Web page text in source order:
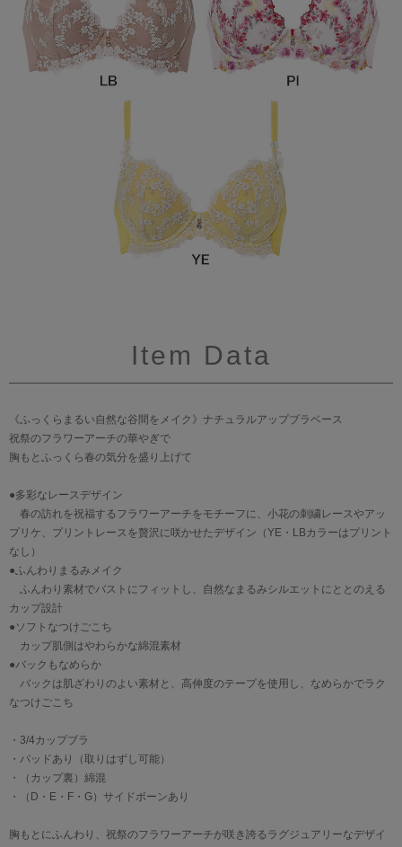
Item Data
《ふっくらまるい自然な谷間をメイク》ナチュラルアップブラベース
祝祭のフラワーアーチの華やぎで
胸もとふっくら春の気分を盛り上げて
●多彩なレースデザイン
春の訪れを祝福するフラワーアーチをモチーフに、小花の刺繍レースやアッ
プリケ、プリントレースを贅沢に咲かせたデザイン（YE・LBカラーはプリント
なし）
●ふんわりまるみメイク
ふんわり素材でバストにフィットし、自然なまるみシルエットにととのえる
カップ設計
●ソフトなつけごこち
カップ肌側はやわらかな綿混素材
●バックもなめらか
バックは肌ざわりのよい素材と、高伸度のテープを使用し、なめらかでラク
なつけごこち
・3/4カップブラ
・パッドあり（取りはずし可能）
・（カップ裏）綿混
・（D・E・F・G）サイドボーンあり
胸もとにふんわり、祝祭のフラワーアーチが咲き誇るラグジュアリーなデザイ